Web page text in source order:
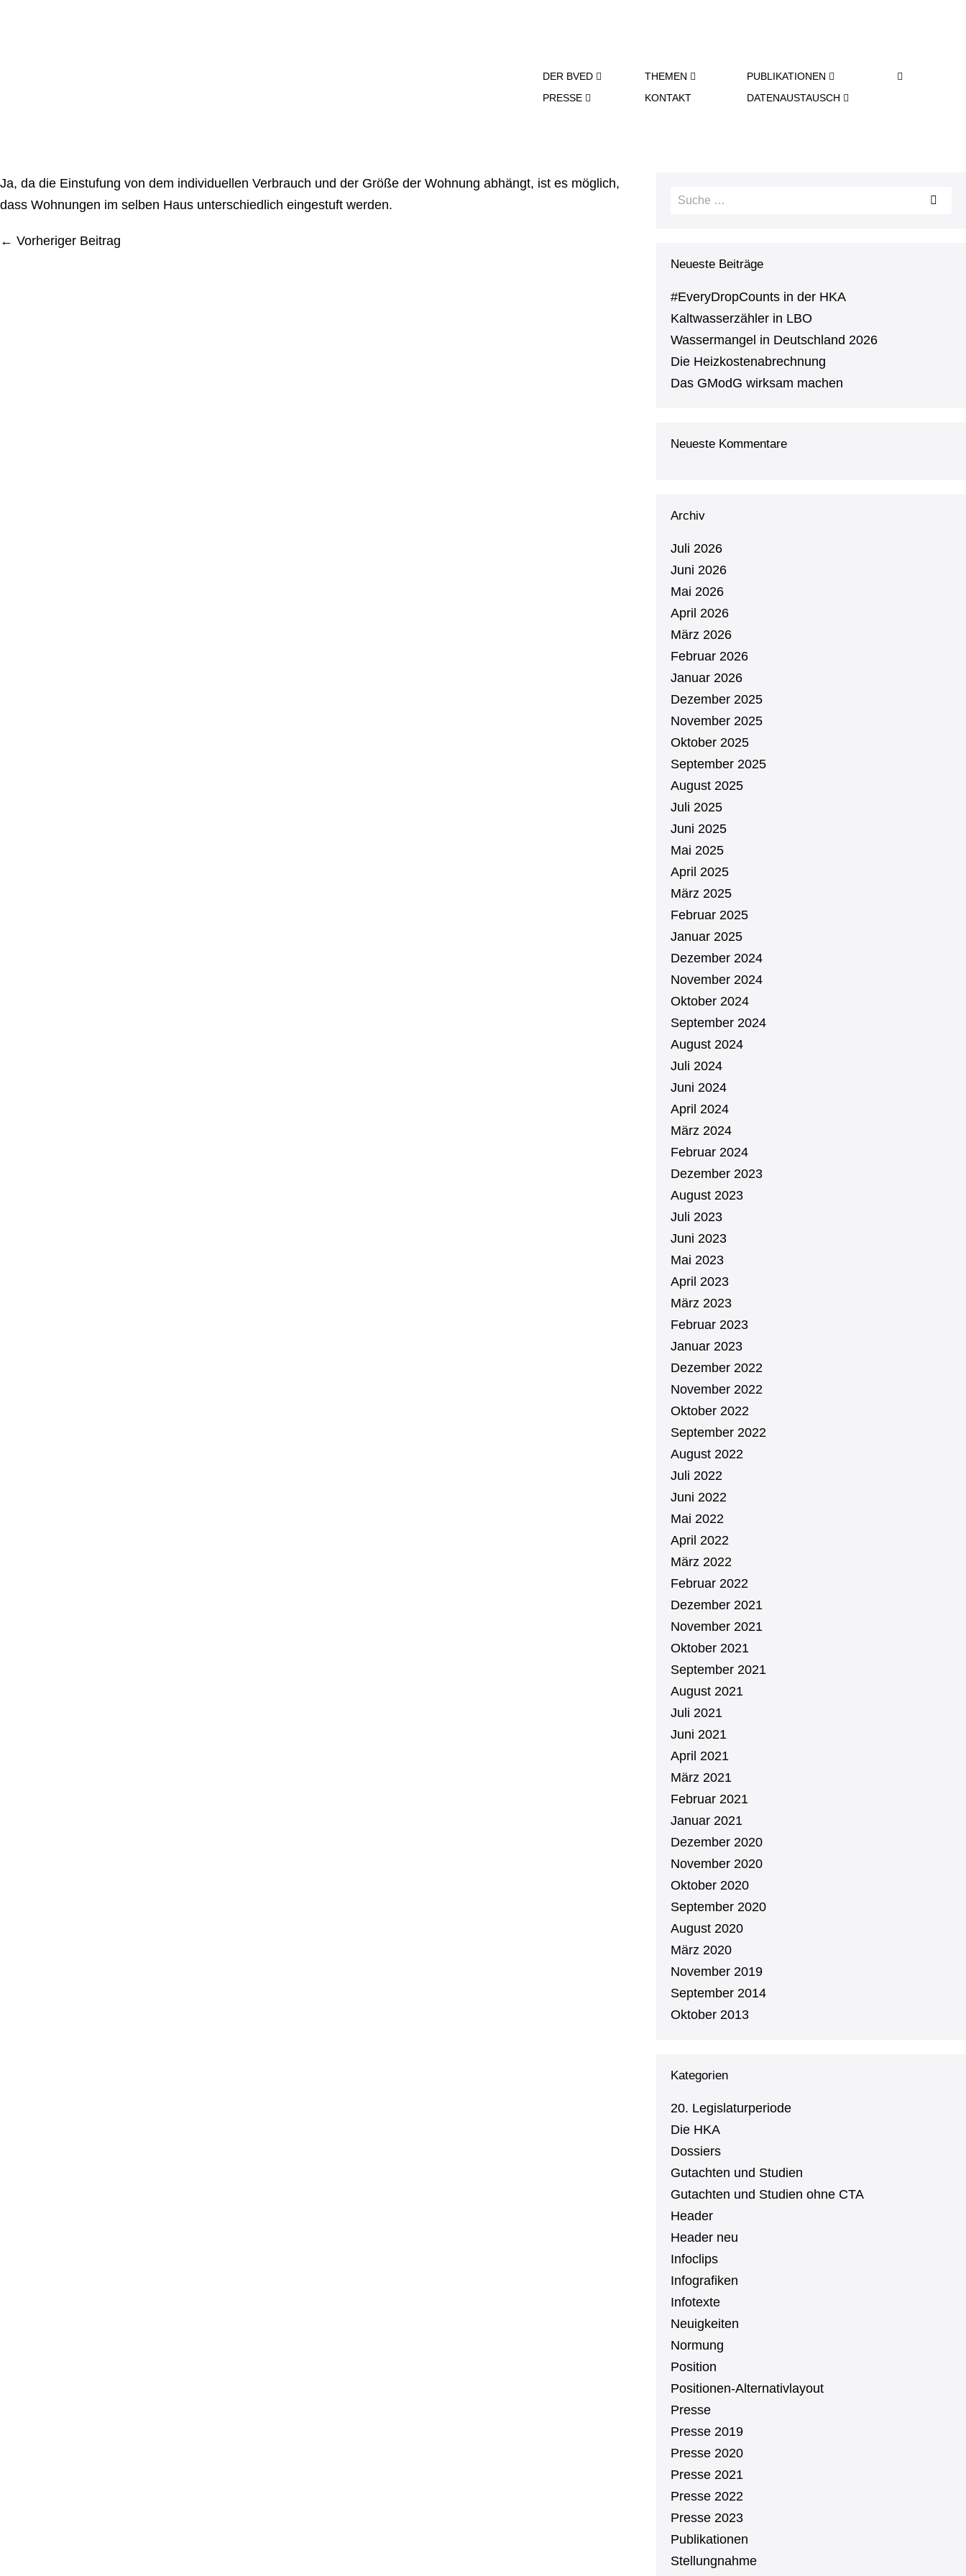
DER BVED THEMEN
PU­BLI­KA­TIO­NEN
PRESSE
KONTAKT DA­TEN­AUS­TAUSCH
SU­
Ja, da die Einstufung von dem in­di­vi­du­el­len Verbrauch und der Größe der Wohnung abhängt, ist es möglich,
dass Wohnungen im selben Haus un­ter­schied­lich eingestuft werden.
Bei­
← Vorheriger Beitrag
Suche
Neueste Beiträge
#Ever­y­Drop­Counts in der HKA
Kalt­was­ser­zäh­ler in LBO
Was­ser­man­gel in Deutsch­land 2026
Die Heiz­kos­ten­ab­rech­nung
Das GModG wirksam machen
Neueste Kommentare
Archiv
Juli 2026
Juni 2026
Mai 2026
April 2026
März 2026
Februar 2026
Januar 2026
Dezember 2025
November 2025
Oktober 2025
September 2025
August 2025
Juli 2025
Juni 2025
Mai 2025
April 2025
März 2025
Februar 2025
Januar 2025
Dezember 2024
November 2024
Oktober 2024
September 2024
August 2024
Juli 2024
Juni 2024
April 2024
März 2024
Februar 2024
Dezember 2023
August 2023
Juli 2023
Juni 2023
Mai 2023
April 2023
März 2023
Februar 2023
Januar 2023
Dezember 2022
November 2022
Oktober 2022
September 2022
August 2022
Juli 2022
Juni 2022
Mai 2022
April 2022
März 2022
Februar 2022
Dezember 2021
November 2021
Oktober 2021
September 2021
August 2021
Juli 2021
Juni 2021
April 2021
März 2021
Februar 2021
Januar 2021
Dezember 2020
November 2020
Oktober 2020
September 2020
August 2020
März 2020
November 2019
September 2014
Oktober 2013
Kategorien
20. Le­gis­la­tur­pe­ri­ode
Die HKA
Dossiers
Gutachten und Studien
Gutachten und Studien ohne CTA
Header
Header neu
Infoclips
In­fo­gra­fi­ken
Infotexte
Neu­ig­kei­ten
Normung
Position
Po­si­tio­nen-Al­ter­na­tiv­lay­out
Presse
Presse 2019
Presse 2020
Presse 2021
Presse 2022
Presse 2023
Pu­bli­ka­tio­nen
Stel­lung­nah­me